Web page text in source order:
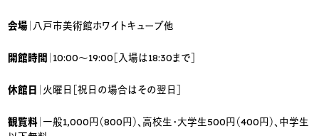
会場 ｜八戸市美術館ホワイトキューブ他
開館時間 ｜10:00～19:00［入場は18:30まで］
休館日 ｜火曜日［祝日の場合はその翌日］
観覧料 ｜一般1,000円（800円）、高校生・大学生500円（400円）、中学生